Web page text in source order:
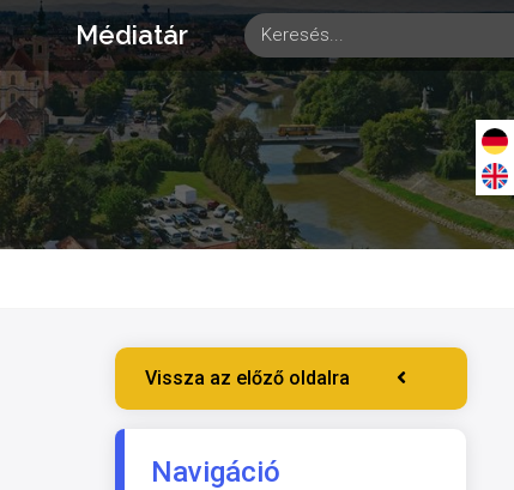
Médiatár
Vissza az előző oldalra
Navigáció